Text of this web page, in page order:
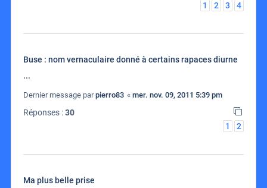
1
2 3 4
Buse : nom vernaculaire donné à certains rapaces diurne
...
Dernier message parpierro83 « mer. nov. 09, 2011 5:39 pm
Réponses :30
1
2
Ma plus belle prise